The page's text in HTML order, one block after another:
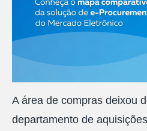
A área de compras deixou
departamento de